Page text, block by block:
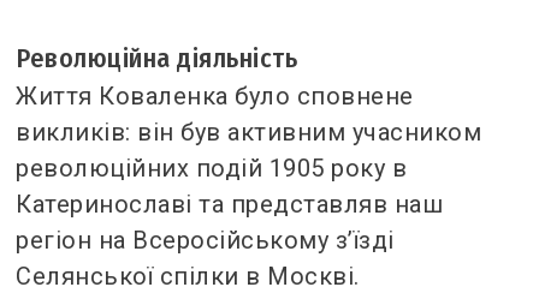
Революційна діяльність
Життя Коваленка було сповнене
викликів: він був активним учасником
революційних подій 1905 року в
Катеринославі та представляв наш
регіон на Всеросійському з’їзді
Селянської спілки в Москві.